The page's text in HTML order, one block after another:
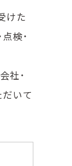
けた
検・
社・
いて